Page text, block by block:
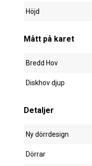
Höjd
Mått på karet
Bredd Hov
Diskhov djup
Detaljer
Ny dörrdesign
Dörrar